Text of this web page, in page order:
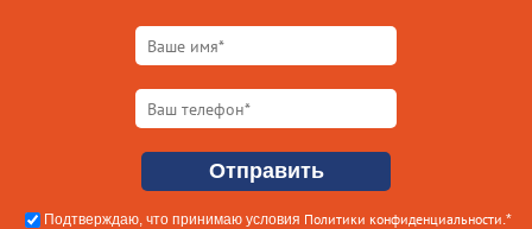
Подтверждаю, что принимаю условия Политики конфиденциальности .*